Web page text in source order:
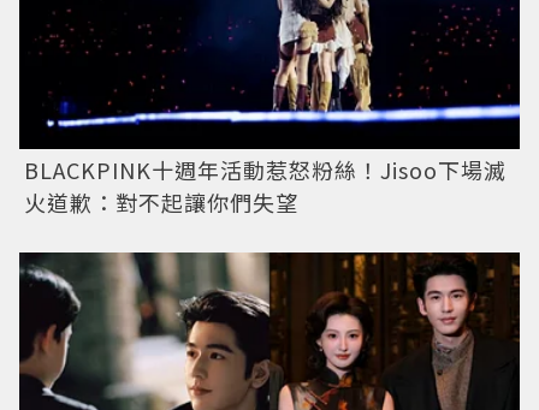
BLACKPINK十週年活動惹怒粉絲！Jisoo下場滅
火道歉：對不起讓你們失望